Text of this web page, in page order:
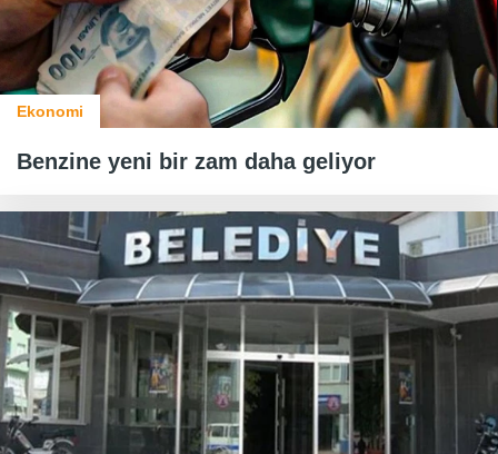
Ekonomi
Benzine yeni bir zam daha geliyor